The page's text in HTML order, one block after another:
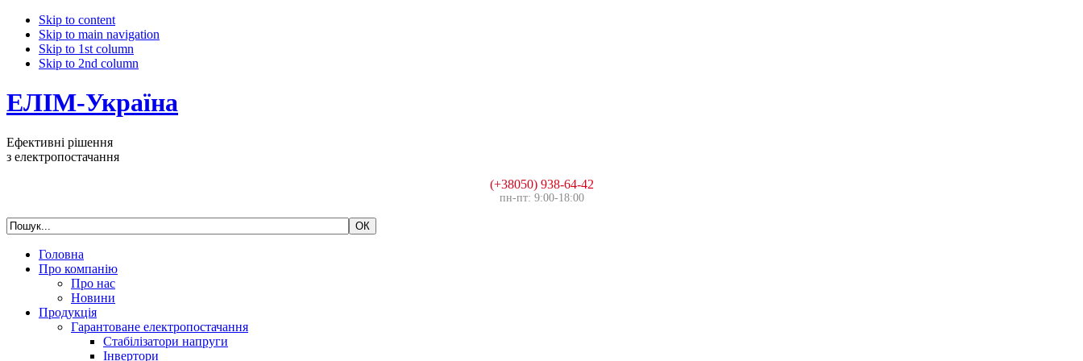
Skip to content
Skip to main navigation
Skip to 1st column
Skip to 2nd column
ЕЛІМ-Україна
Ефективні рішення
з електропостачання
(+38050) 938-64-42
пн-пт: 9:00-18:00
Головна
Про компанію
Про нас
Новини
Продукція
Гарантоване електропостачання
Стабілізатори напруги
Інвертори